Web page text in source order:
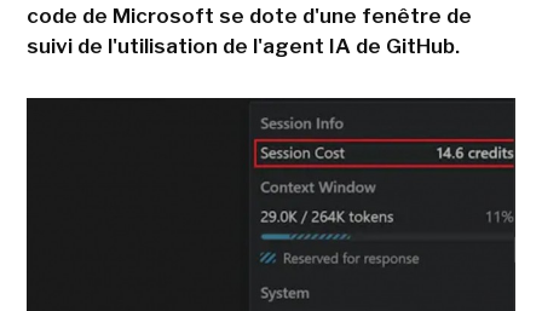
code de Microsoft se dote d'une fenêtre de
suivi de l'utilisation de l'agent IA de GitHub.